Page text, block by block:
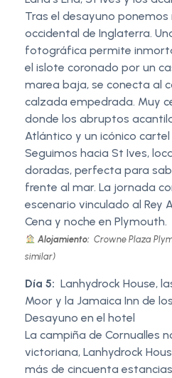
Tras el desayuno
occidental de Inglaterra.
fotográfica permite
el islote coronado por un
marea baja, se conecta al
calzada empedrada. Muy
donde los abruptos
Atlántico y un icónico cartel
Seguimos hacia St Ives,
doradas, perfecta para
frente al mar. La jornada
escenario vinculado al Rey
Cena y noche en Plymouth.
Alojamiento: Crowne Plaza
similar)
Día 5: Lanhydrock House,
Moor y la Jamaica Inn de
Desayuno en el hotel
La campiña de Cornualles
victoriana, Lanhydrock
más de cincuenta